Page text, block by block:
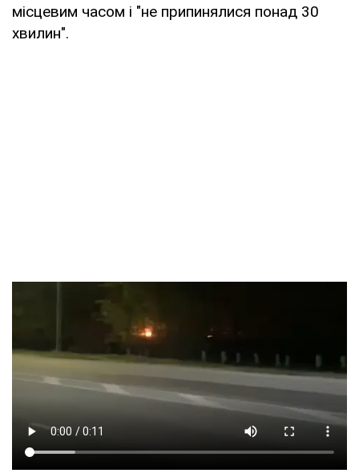
місцевим часом і "не припинялися понад 30
хвилин".